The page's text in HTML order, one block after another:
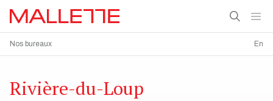
Nos bureaux En
Rivière-du-Loup